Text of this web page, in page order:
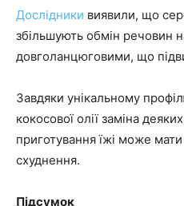
Дослідники виявили, що
збільшують обмін речовин
довголанцюговими, що
Завдяки унікальному
кокосової олії заміна
приготування їжі може
схуднення.
Підсумок